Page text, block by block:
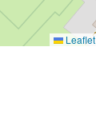
Leaflet